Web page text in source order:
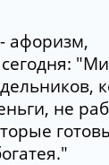
афоризм,
не